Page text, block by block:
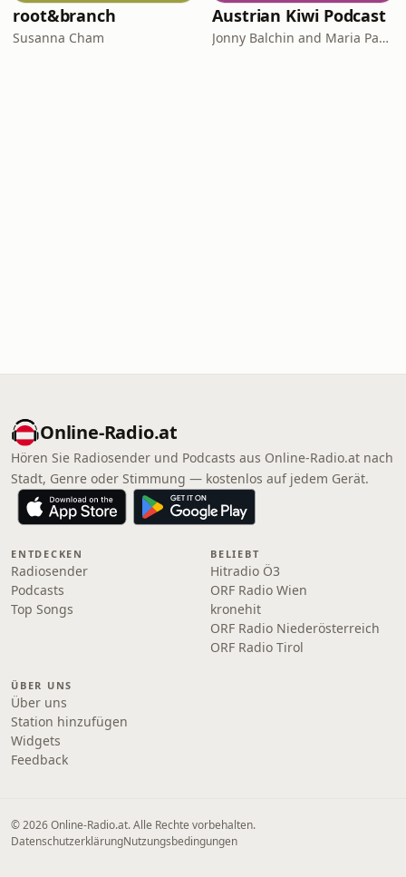
root&branch
Susanna Cham
Austrian Kiwi Podcast
Jonny Balchin and Maria Padinger
Online‑Radio.at
Hören Sie Radiosender und Podcasts aus Online‑Radio.at nach
Stadt, Genre oder Stimmung — kostenlos auf jedem Gerät.
ENTDECKEN
Radiosender
Podcasts
Top Songs
BELIEBT
Hitradio Ö3
ORF Radio Wien
kronehit
ORF Radio Niederösterreich
ORF Radio Tirol
ÜBER UNS
Über uns
Station hinzufügen
Widgets
Feedback
© 2026 Online‑Radio.at. Alle Rechte vorbehalten.
DatenschutzerklärungNutzungsbedingungen